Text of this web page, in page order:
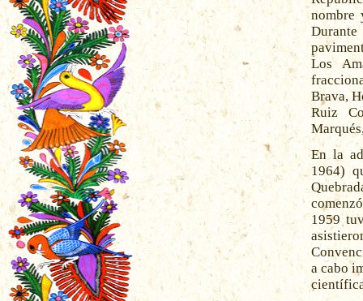
nombre
Los
Brava,
Ruiz
En la
1964)
1959
a cabo